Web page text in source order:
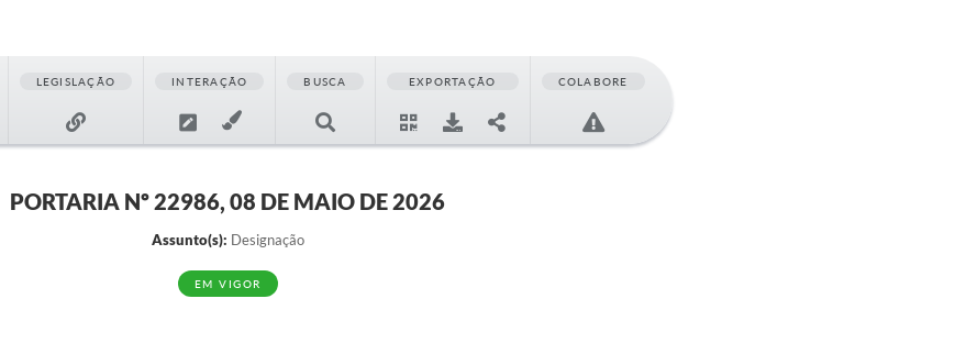
LEGISLAÇÃO INTERAÇÃO BUSCA EXPORTAÇÃO COLABORE
PORTARIA Nº 22986, 08 DE MAIO DE 2026
Assunto(s): Designação
EM VIGOR